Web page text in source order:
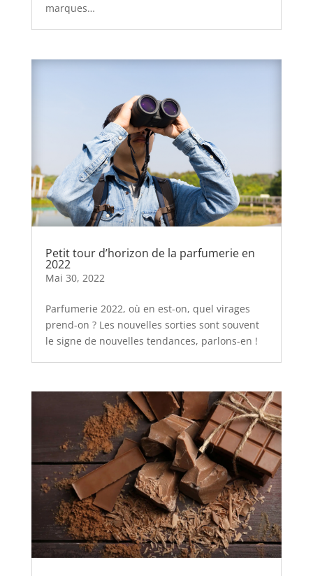
marques…
Petit tour d’horizon de la parfumerie en
2022
Mai 30, 2022
Parfumerie 2022, où en est-on, quel virages
prend-on ? Les nouvelles sorties sont souvent
le signe de nouvelles tendances, parlons-en !